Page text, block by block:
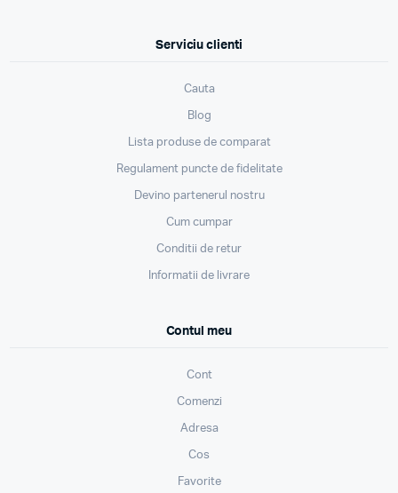
Serviciu clienti
Cauta
Blog
Lista produse de comparat
Regulament puncte de fidelitate
Devino partenerul nostru
Cum cumpar
Conditii de retur
Informatii de livrare
Contul meu
Cont
Comenzi
Adresa
Cos
Favorite